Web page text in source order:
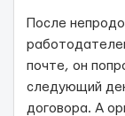
После
почте, он
следующий
договора. А